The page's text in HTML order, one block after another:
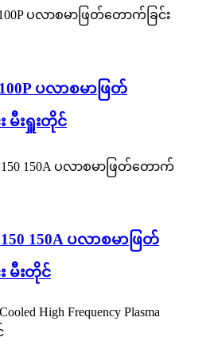
ပလာစမာဖြတ်
မီးရှူးတိုင်
150A ပလာစမာဖြတ်
မီးတိုင်